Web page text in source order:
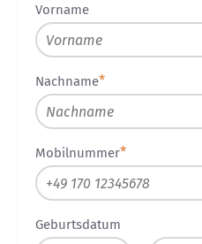
Vorname
Nachname
Mobilnummer
Geburtsdatum